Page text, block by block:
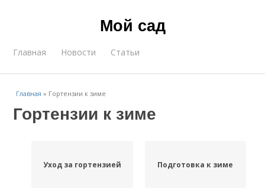
Мой сад
Главная Новости Статьи
Главная » Гортензии к зиме
Гортензии к зиме
Уход за гортензией Подготовка к зиме